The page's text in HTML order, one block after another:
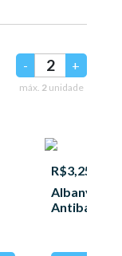
- +
máx. 2 unidade
R$3,25
Albany
Antibac 85g